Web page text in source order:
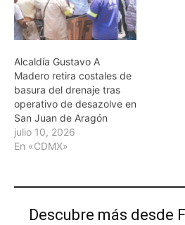
Alcaldía Gustavo A
Madero retira costales de
basura del drenaje tras
operativo de desazolve en
San Juan de Aragón
julio 10, 2026
En «CDMX»
Descubre más desde